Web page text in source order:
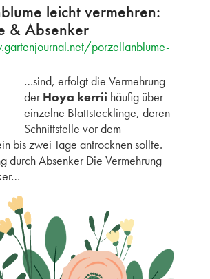
leicht vermehren:
& Absenker
porzellanblume-
…sind, erfolgt die Vermehrung
derHoya kerrii häufig über
einzelne Blattstecklinge, deren
Schnittstelle vor dem
bis zwei Tage antrocknen sollte.
durch Absenker Die Vermehrung